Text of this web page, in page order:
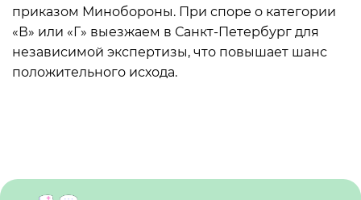
приказом Минобороны. При споре о категории
«В» или «Г» выезжаем в Санкт-Петербург для
независимой экспертизы, что повышает шанс
положительного исхода.